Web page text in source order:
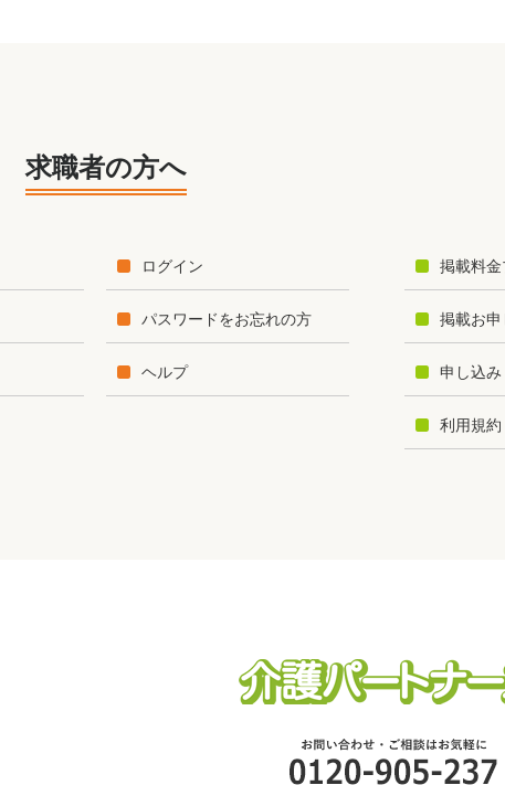
求職者の方へ
ログイン
パスワードをお忘れの方
ヘルプ
掲載料金
掲載お申
申し込
利用規約